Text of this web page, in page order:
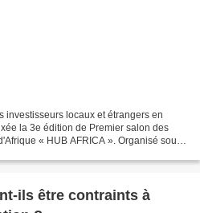
investisseurs locaux et étrangers en
la 3e édition de Premier salon des
« HUB AFRICA ». Organisé sous
ils être contraints à